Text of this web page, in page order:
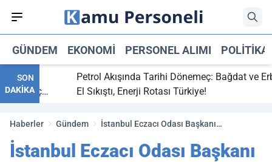
GÜNDEM EKONOMI PERSONEL ALIMI POLITIKA
SON
DAKİKA
maç
Petrol Akışında Tarihi Dönemeç: Bağdat ve Erbil
El Sıkıştı, Enerji Rotası Türkiye!
Haberler Gündem
İstanbul Eczacı Odası Başkanı
ayındaki tedbirlerimize geri döneceğiz!
İstanbul Eczacı Odası Başkanı